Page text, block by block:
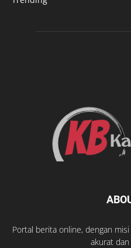
Portal berita online, dengan
akurat